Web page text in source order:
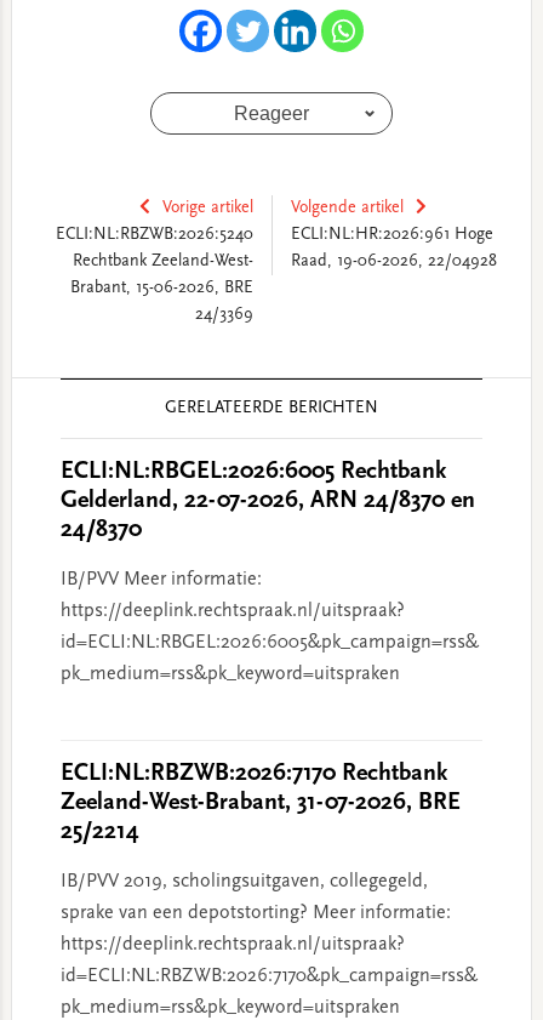
Reageer
Vorige artikel
ECLI:NL:RBZWB:2026:5240
Rechtbank Zeeland-West-
Brabant, 15-06-2026, BRE
24/3369
Volgende artikel
ECLI:NL:HR:2026:961 Hoge
Raad, 19-06-2026, 22/04928
GERELATEERDE BERICHTEN
ECLI:NL:RBGEL:2026:6005 Rechtbank
Gelderland, 22-07-2026, ARN 24/8370 en
24/8370
IB/PVV Meer informatie:
https://deeplink.rechtspraak.nl/uitspraak?
id=ECLI:NL:RBGEL:2026:6005&pk_campaign=rss&
pk_medium=rss&pk_keyword=uitspraken
ECLI:NL:RBZWB:2026:7170 Rechtbank
Zeeland-West-Brabant, 31-07-2026, BRE
25/2214
IB/PVV 2019, scholingsuitgaven, collegegeld,
sprake van een depotstorting? Meer informatie:
https://deeplink.rechtspraak.nl/uitspraak?
id=ECLI:NL:RBZWB:2026:7170&pk_campaign=rss&
pk_medium=rss&pk_keyword=uitspraken